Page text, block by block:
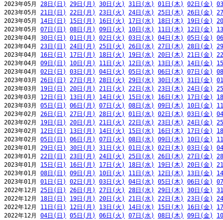
2023年05月 28日(日) 29日(月) 30日(火) 31日(水) 01日(木) 02日(金)
2023年05月 21日(日) 22日(月) 23日(火) 24日(水) 25日(木) 26日(金)
2023年05月 14日(日) 15日(月) 16日(火) 17日(水) 18日(木) 19日(金)
2023年05月 07日(日) 08日(月) 09日(火) 10日(水) 11日(木) 12日(金)
2023年04月 30日(日) 01日(月) 02日(火) 03日(水) 04日(木) 05日(金)
2023年04月 23日(日) 24日(月) 25日(火) 26日(水) 27日(木) 28日(金)
2023年04月 16日(日) 17日(月) 18日(火) 19日(水) 20日(木) 21日(金)
2023年04月 09日(日) 10日(月) 11日(火) 12日(水) 13日(木) 14日(金)
2023年04月 02日(日) 03日(月) 04日(火) 05日(水) 06日(木) 07日(金)
2023年03月 26日(日) 27日(月) 28日(火) 29日(水) 30日(木) 31日(金)
2023年03月 19日(日) 20日(月) 21日(火) 22日(水) 23日(木) 24日(金)
2023年03月 12日(日) 13日(月) 14日(火) 15日(水) 16日(木) 17日(金)
2023年03月 05日(日) 06日(月) 07日(火) 08日(水) 09日(木) 10日(金)
2023年02月 26日(日) 27日(月) 28日(火) 01日(水) 02日(木) 03日(金)
2023年02月 19日(日) 20日(月) 21日(火) 22日(水) 23日(木) 24日(金)
2023年02月 12日(日) 13日(月) 14日(火) 15日(水) 16日(木) 17日(金)
2023年02月 05日(日) 06日(月) 07日(火) 08日(水) 09日(木) 10日(金)
2023年01月 29日(日) 30日(月) 31日(火) 01日(水) 02日(木) 03日(金)
2023年01月 22日(日) 23日(月) 24日(火) 25日(水) 26日(木) 27日(金)
2023年01月 15日(日) 16日(月) 17日(火) 18日(水) 19日(木) 20日(金)
2023年01月 08日(日) 09日(月) 10日(火) 11日(水) 12日(木) 13日(金)
2023年01月 01日(日) 02日(月) 03日(火) 04日(水) 05日(木) 06日(金)
2022年12月 25日(日) 26日(月) 27日(火) 28日(水) 29日(木) 30日(金)
2022年12月 18日(日) 19日(月) 20日(火) 21日(水) 22日(木) 23日(金)
2022年12月 11日(日) 12日(月) 13日(火) 14日(水) 15日(木) 16日(金)
2022年12月 04日(日) 05日(月) 06日(火) 07日(水) 08日(木) 09日(金)